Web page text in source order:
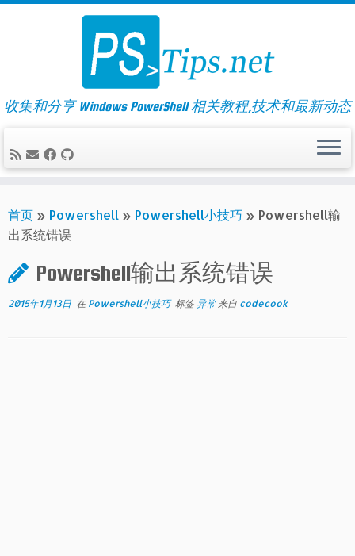
Skip
收集和分享 Windows PowerShell 相关教程,技术和最新动态
首页 » Powershell » Powershell小技巧 » Powershell输
出系统错误
Powershell输出系统错误
2015年1月13日 在 Powershell小技巧 标签异常 来自 codecook